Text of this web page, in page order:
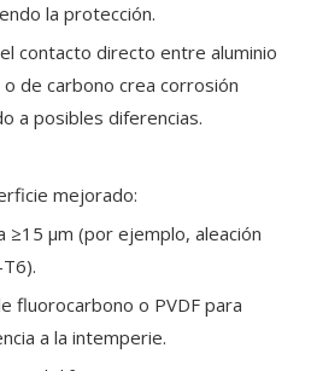
la protección.
contacto directo entre aluminio
de carbono crea corrosión
a posibles diferencias.
mejorado:
≥15 μm (por ejemplo, aleación
fluorocarbono o PVDF para
a la intemperie.